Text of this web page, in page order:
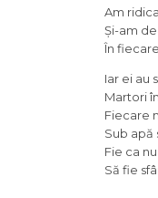
Am
Și-am
În
Iar ei au
Martori
Fiecare
Sub apă
Fie ca
Să fie